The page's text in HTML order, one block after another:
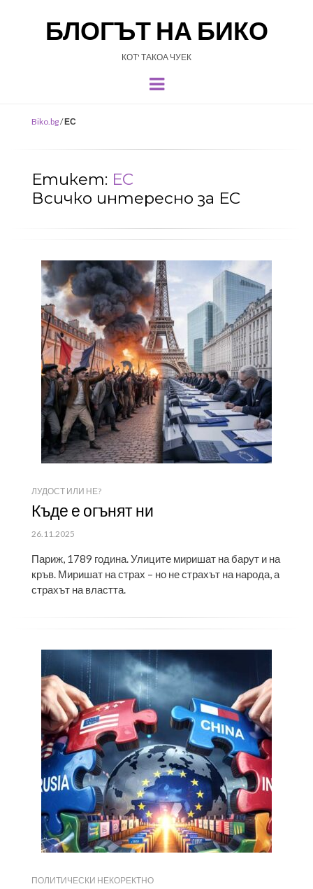
БЛОГЪТ НА БИКО
КОТ' ТАКОА ЧУЕК
Menu
Biko.bg/ЕС
Етикет: ЕС
Всичко интересно за ЕС
ЛУДОСТ ИЛИ НЕ?
Къде е огънят ни
ПУБЛИКУВАНО
26.11.2025
Париж, 1789 година. Улиците миришат на барут и на
кръв. Миришат на страх – но не страхът на народа, а
страхът на властта.
ПОЛИТИЧЕСКИ НЕКОРЕКТНО